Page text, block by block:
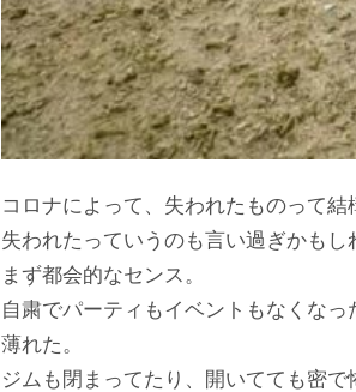
コロナによって、失われたものって結
失われたっていうのも言い過ぎかもし
まず都会的なセンス。
自粛でパーティもイベントもなくな
薄れた。
ジムも閉まってたり、開いてても密